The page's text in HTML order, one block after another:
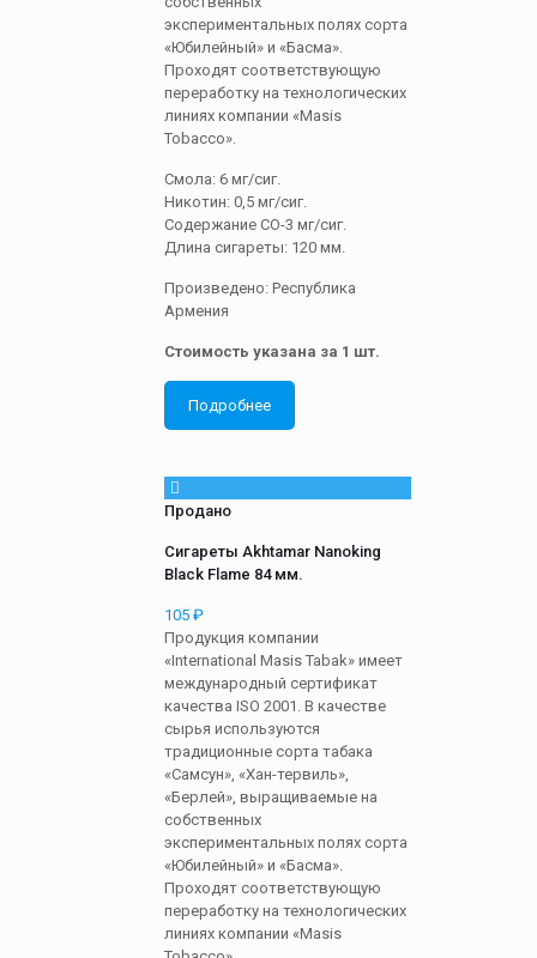
экспериментальных полях сорта
«Юбилейный» и «Басма».
Проходят соответствующую
переработку на технологических
линиях компании «Masis
Tobacco».
Смола: 6 мг/сиг.
Никотин: 0,5 мг/сиг.
Содержание СО-3 мг/сиг.
Длина сигареты: 120 мм.
Произведено: Республика
Армения
Стоимость указана за 1 шт.
Подробнее
Продано
Сигареты Akhtamar Nanoking
Black Flame 84 мм.
105 ₽
Продукция компании
«International Masis Tabak» имеет
международный сертификат
качества ISO 2001. В качестве
сырья используются
традиционные сорта табака
«Самсун», «Хан-тервиль»,
«Берлей», выращиваемые на
собственных
экспериментальных полях сорта
«Юбилейный» и «Басма».
Проходят соответствующую
переработку на технологических
линиях компании «Masis